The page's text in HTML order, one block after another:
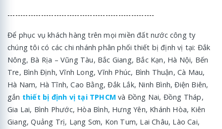
---------------------------------------------------------
Để phục vụ khách hàng trên mọi miền đất nước công ty
chúng tôi có các chi nhánh phân phối thiết bị định vị tại: Đắk
Nông, Bà Rịa – Vũng Tàu, Bắc Giang, Bắc Kạn, Hà Nội, Bến
Tre, Bình Định, Vĩnh Long, Vĩnh Phúc, Bình Thuận, Cà Mau,
Hà Nam, Hà Tĩnh, Cao Bằng, Đắk Lắk, Ninh Bình, Điện Biên,
gắn thiết bị định vị tại TPHCM và Đồng Nai, Đồng Tháp,
Gia Lai, Bình Phước, Hòa Bình, Hưng Yên, Khánh Hòa, Kiên
Giang, Quảng Trị, Lạng Sơn, Kon Tum, Lai Châu, Lào Cai,